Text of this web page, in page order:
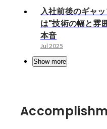
入社前後のギャ
は"技術の幅と雰
本音
Jul 2025
Show more